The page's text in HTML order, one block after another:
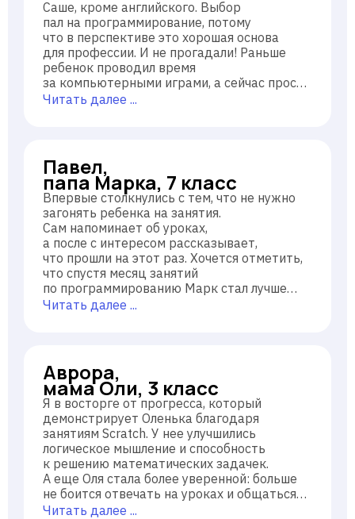
Саше, кроме английского. Выбор
пал на программирование, потому
что в перспективе это хорошая основа
для профессии. И не прогадали! Раньше
ребенок проводил время
за компьютерными играми, а сейчас просит
«еще чуть-чуть поучиться». Огромная
Читать далее ...
Павел,
папа Марка, 7 класс
Впервые столкнулись с тем, что не нужно
загонять ребенка на занятия.
Сам напоминает об уроках,
а после с интересом рассказывает,
что прошли на этот раз. Хочется отметить,
что спустя месяц занятий
по программированию Марк стал лучше
решать задачки на логику, думаем
Читать далее ...
Аврора,
мама Оли, 3 класс
Я в восторге от прогресса, который
демонстрирует Оленька благодаря
занятиям Scratch. У нее улучшились
логическое мышление и способность
к решению математических задачек.
А еще Оля стала более уверенной: больше
не боится отвечать на уроках и общаться
со сверстниками.
Читать далее ...